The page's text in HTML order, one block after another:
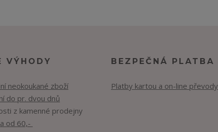
VÝHODY
neokoukané zboží
do pr. dvou dnů
z kamenné prodejny
od 60,-
BEZPEČNÁ PLATBA
Platby kartou a on-line převody